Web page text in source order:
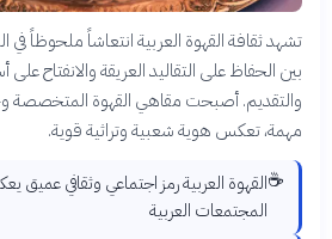
تشهد ثقافة القهوة العربية انتعاشاً ملحوظاً
بين الحفاظ على التقاليد العريقة والانفتاح
والتقديم. أصبحت مقاهي القهوة المتخصصة
مهمة، تعكس هوية شعبية وتراثية قوية.
☕القهوة العربية رمز اجتماعي وثقافي عميق
المجتمعات العربية